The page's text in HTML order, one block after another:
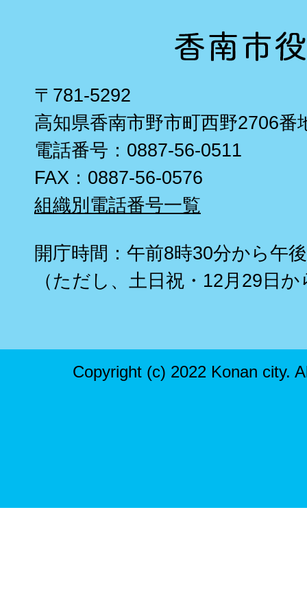
〒781-5292
高知県香南市野市町西野2706番
電話番号：0887-56-0511
FAX：0887-56-0576
組織別電話番号一覧
開庁時間：午前8時30分から午
（ただし、土日祝・12月29日
Copyright (c) 2022 Konan city.